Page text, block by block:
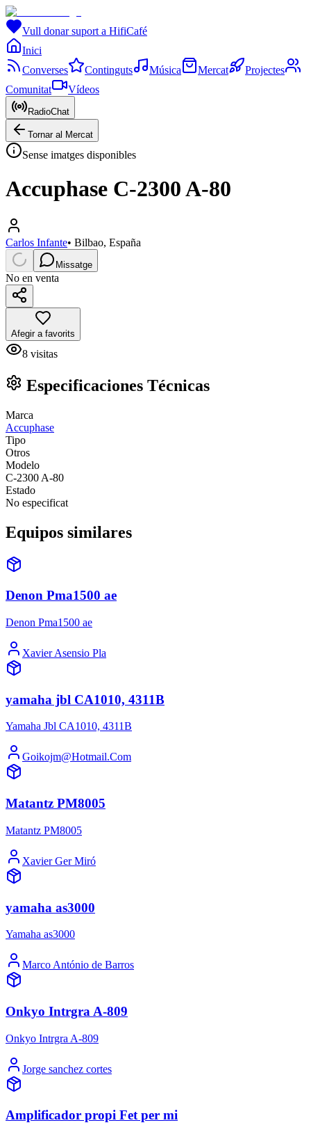
Vull donar suport a HifiCafé
Inici
Converses
Continguts Música Mercat
Projectes
Comunitat
Vídeos
RadioChat
Tornar al Mercat
Sense imatges disponibles
Accuphase C-2300 A-80
Carlos Infante• Bilbao, España
Missatge
No en venta
Afegir a favorits
8 visitas
Especificaciones Técnicas
Marca
Accuphase
Tipo
Otros
Modelo
C-2300 A-80
Estado
No especificat
Equipos similares
Denon Pma1500 ae
Denon Pma1500 ae
Xavier Asensio Pla
yamaha jbl CA1010, 4311B
Yamaha Jbl CA1010, 4311B
Goikojm@Hotmail.Com
Matantz PM8005
Matantz PM8005
Xavier Ger Miró
yamaha as3000
Yamaha as3000
Marco António de Barros
Onkyo Intrgra A-809
Onkyo Intrgra A-809
Jorge sanchez cortes
Amplificador propi Fet per mi